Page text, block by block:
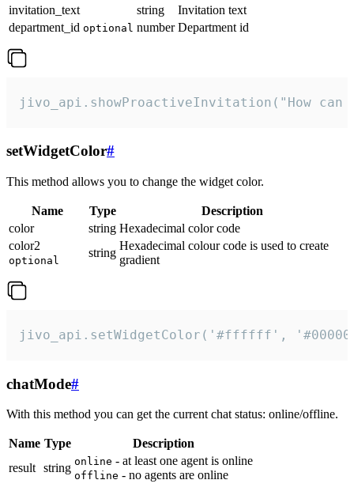
invitation_text
string
Invitation text
department_id optional number Department id
jivo_api.showProactiveInvitation("How
setWidgetColor#
This method allows you to change the widget color.
Name Type
Description
color
string Hexadecimal color code
color2
optional
string
Hexadecimal colour code is used to create
gradient
jivo_api.setWidgetColor('#ffffff',
chatMode#
With this method you can get the current chat status: online/offline.
Name Type
Description
result string online - at least one agent is online
offline - no agents are online